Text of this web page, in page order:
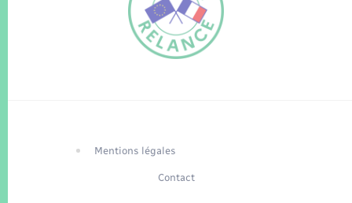
Mentions légales
Contact